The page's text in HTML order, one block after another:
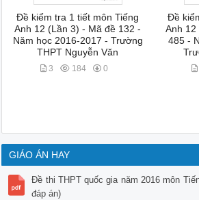
Đề kiểm tra 1 tiết môn Tiếng
Anh 12 (Lần 3) - Mã đề 132 -
Năm học 2016-2017 - Trường
THPT Nguyễn Văn
3 184 0
Đề
Anh 12
485 -
GIÁO ÁN HAY
Đề thi THPT quốc gia năm 2016 môn
đáp án)